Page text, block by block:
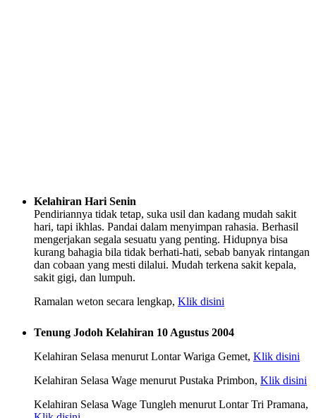
Kelahiran Hari Senin
Pendiriannya tidak tetap, suka usil dan kadang mudah sakit
hari, tapi ikhlas. Pandai dalam menyimpan rahasia. Berhasil
mengerjakan segala sesuatu yang penting. Hidupnya bisa
kurang bahagia bila tidak berhati-hati, sebab banyak rintangan
dan cobaan yang mesti dilalui. Mudah terkena sakit kepala,
sakit gigi, dan lumpuh.
Ramalan weton secara lengkap, Klik disini
Tenung Jodoh Kelahiran 10 Agustus 2004
Kelahiran Selasa menurut Lontar Wariga Gemet, Klik disini
Kelahiran Selasa Wage menurut Pustaka Primbon, Klik disini
Kelahiran Selasa Wage Tungleh menurut Lontar Tri Pramana,